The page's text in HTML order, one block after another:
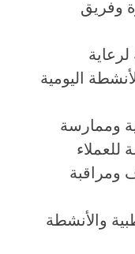
وفريق
اليومية
وممارسة
للعملاء
ومراقبة
والأنشطة